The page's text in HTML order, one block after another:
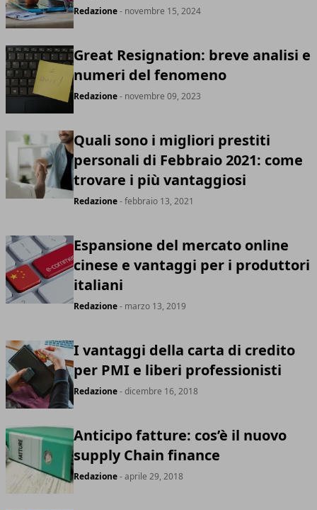
Redazione- novembre 15, 2024
Great Resignation: breve analisi e
numeri del fenomeno
Redazione- novembre 09, 2023
Quali sono i migliori prestiti
personali di Febbraio 2021: come
trovare i più vantaggiosi
Redazione- febbraio 13, 2021
Espansione del mercato online
cinese e vantaggi per i produttori
italiani
Redazione- marzo 13, 2019
I vantaggi della carta di credito
per PMI e liberi professionisti
Redazione- dicembre 16, 2018
Anticipo fatture: cos’è il nuovo
supply Chain finance
Redazione- aprile 29, 2018